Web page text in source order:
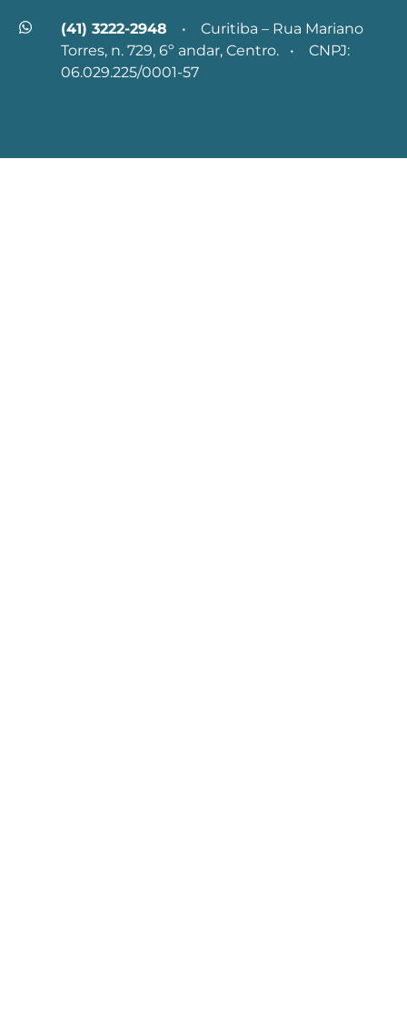
(41) 3222-2948 • Curitiba – Rua Mariano
Torres, n. 729, 6º andar, Centro. • CNPJ:
06.029.225/0001-57